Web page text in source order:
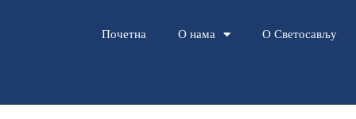
Почетна О нама О Светосављу